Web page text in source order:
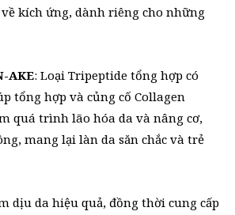
kích ứng, dành riêng cho những
AKE: Loại Tripeptide tổng hợp có
tổng hợp và củng cố Collagen
quá trình lão hóa da và nâng cơ,
mang lại làn da săn chắc và trẻ
dịu da hiệu quả, đồng thời cung cấp